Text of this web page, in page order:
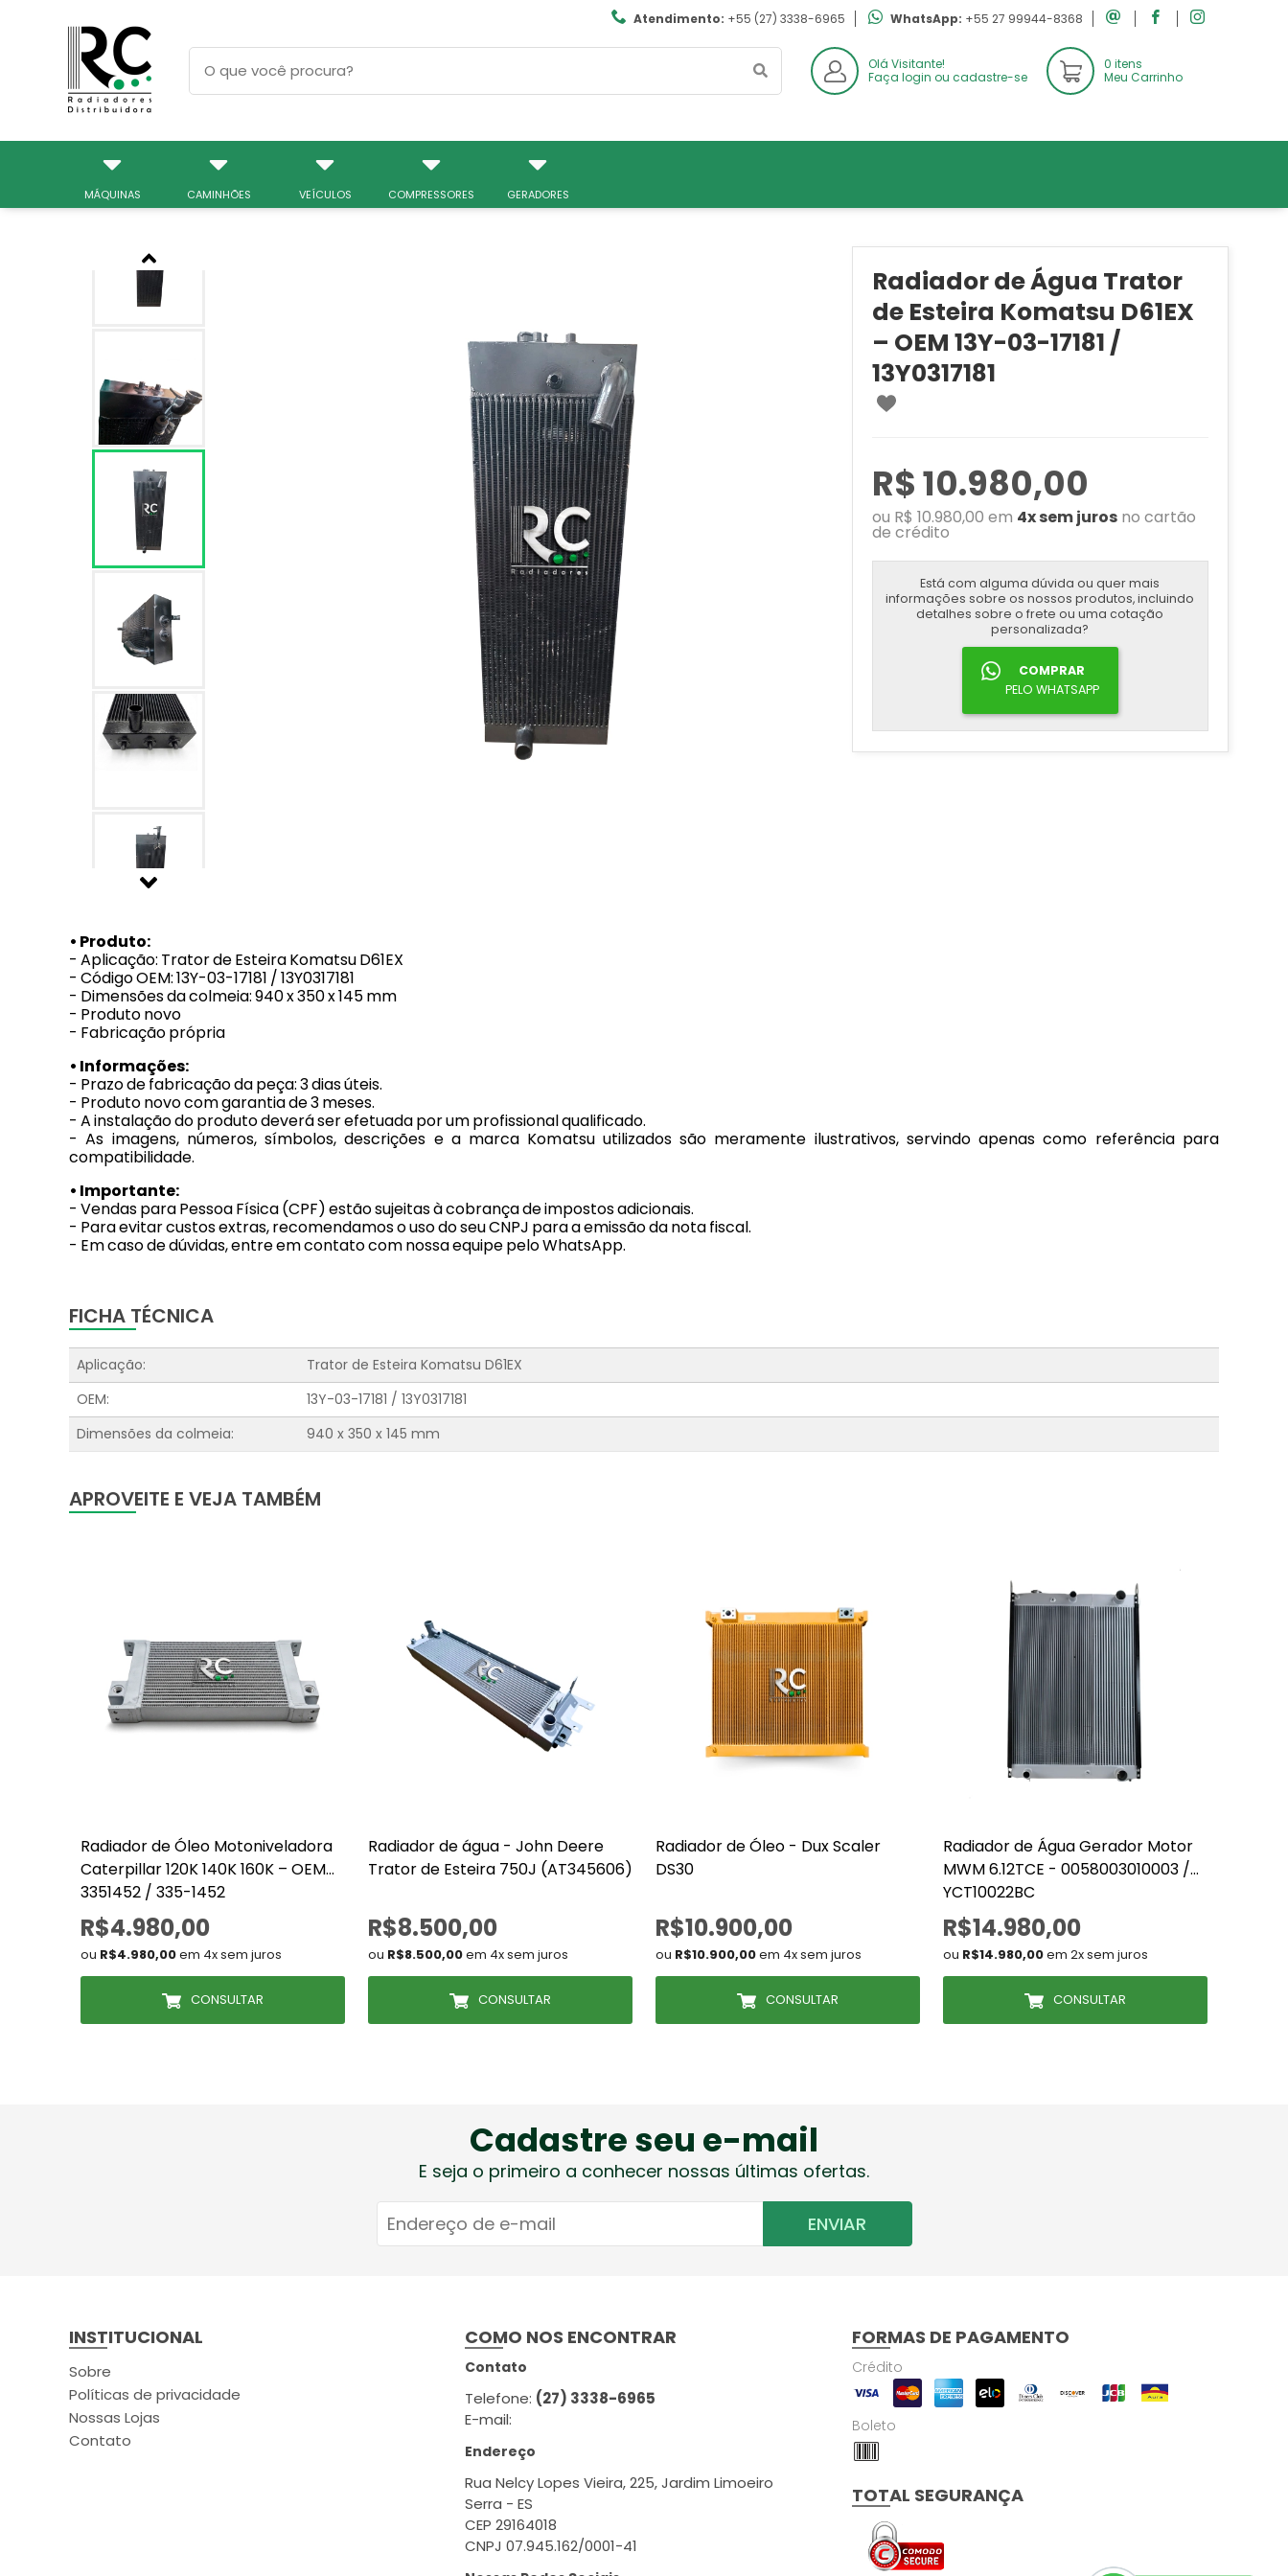
Atendimento: +55 (27) 3338-6965 WhatsApp: +55 27 99944-8368
Olá Visitante!
Faça login ou cadastre-se
0 itens
Meu Carrinho
MÁQUINAS CAMINHÕES VEÍCULOS COMPRESSORES GERADORES
Radiador de Água Trator
de Esteira Komatsu D61EX
– OEM 13Y-03-17181 /
13Y0317181
R$ 10.980,00
ou R$ 10.980,00 em 4x sem jurosno cartão
de crédito
Está com alguma dúvida ou quer mais
informações sobre os nossos produtos, incluindo
detalhes sobre o frete ou uma cotação
personalizada?
COMPRAR
PELO WHATSAPP
• Produto:
- Aplicação: Trator de Esteira Komatsu D61EX
- Código OEM: 13Y-03-17181 / 13Y0317181
- Dimensões da colmeia: 940 x 350 x 145 mm
- Produto novo
- Fabricação própria
• Informações:
- Prazo de fabricação da peça: 3 dias úteis.
- Produto novo com garantia de 3 meses.
- A instalação do produto deverá ser efetuada por um profissional qualificado.
- As imagens, números, símbolos, descrições e a marca Komatsu utilizados são meramente ilustrativos, servindo apenas como referência para
compatibilidade.
• Importante:
- Vendas para Pessoa Física (CPF) estão sujeitas à cobrança de impostos adicionais.
- Para evitar custos extras, recomendamos o uso do seu CNPJ para a emissão da nota fiscal.
- Em caso de dúvidas, entre em contato com nossa equipe pelo WhatsApp.
FICHA TÉCNICA
Aplicação:
Trator de Esteira Komatsu D61EX
OEM:
13Y-03-17181 / 13Y0317181
Dimensões da colmeia:
940 x 350 x 145 mm
APROVEITE E VEJA TAMBÉM
Radiador de Óleo Motoniveladora
Caterpillar 120K 140K 160K – OEM
3351452 / 335-1452
R$4.980,00
ou R$4.980,00em 4x sem juros
CONSULTAR
Radiador de água - John Deere
Trator de Esteira 750J (AT345606)
R$8.500,00
ou R$8.500,00em 4x sem juros
CONSULTAR
Radiador de Óleo - Dux Scaler
DS30
R$10.900,00
ou R$10.900,00em 4x sem juros
CONSULTAR
Radiador de Água Gerador Motor
MWM 6.12TCE - 0058003010003 /
YCT10022BC
R$14.980,00
ou R$14.980,00em 2x sem juros
CONSULTAR
Cadastre seu e-mail
E seja o primeiro a conhecer nossas últimas ofertas.
ENVIAR
INSTITUCIONAL
Sobre
Políticas de privacidade
Nossas Lojas
Contato
COMO NOS ENCONTRAR
Contato
Telefone: (27) 3338-6965
E-mail:
Endereço
Rua Nelcy Lopes Vieira, 225, Jardim Limoeiro
Serra - ES
CEP 29164018
CNPJ 07.945.162/0001-41
FORMAS DE PAGAMENTO
Crédito
Boleto
TOTAL SEGURANÇA